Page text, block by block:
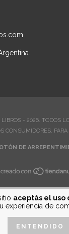
aceptás el uso
experiencia de
ENTENDIDO
LIBROS - 2026. TODOS
CONSUMIDORES. PARA
DE